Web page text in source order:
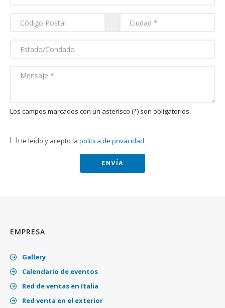
Los campos marcados con un asterisco (*) son obligatorios.
He leído y acepto la política de privacidad
EMPRESA
Gallery
Calendario de eventos
Red de ventas en Italia
Red venta en el exterior